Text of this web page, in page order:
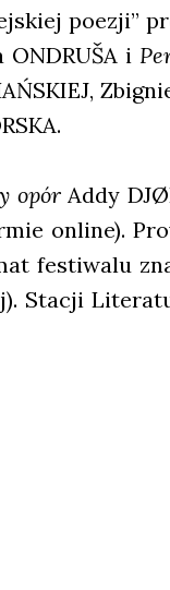
poezji”
ONDRUŠA i
opórAddy
onli­ne).
festi­wa­lu
Sta­cji